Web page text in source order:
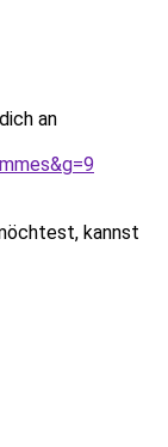
an
kannst